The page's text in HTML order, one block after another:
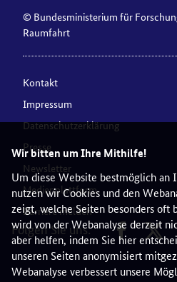
Wir bitten um Ihre Mithilfe!
Um diese Website bestmöglich an
nutzen wir Cookies und den
zeigt, welche Seiten besonders oft
wird von der Webanalyse derzeit
aber helfen, indem Sie hier
unseren Seiten anonymisiert
Webanalyse verbessert unsere
© Bundesministerium für
Raumfahrt
Kontakt
Impressum
Datenschutzerklärung
Presse
Newsletter
Medienplattform
Barriere melden
Folgen Sie uns: